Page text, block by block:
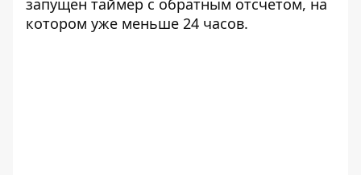
запущен таймер с обратным отсчетом, на
котором уже меньше 24 часов.